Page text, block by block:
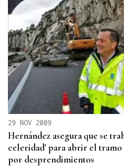
29 NOV 2009
Hernández asegura que se
celeridad' para abrir el tramo
por desprendimientos